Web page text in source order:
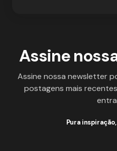
Assine
Assine nossa newsletter
postagens mais
Pura